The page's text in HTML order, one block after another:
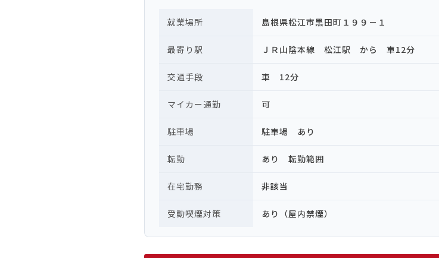
就業場所 島根県松江市黒田町１９９－１
最寄り駅 ＪＲ山陰本線 松江駅 から 車12分
交通手段 車 12分
マイカー通勤 可
駐車場 駐車場 あり
転勤 あり 転勤範囲
在宅勤務 非該当
受動喫煙対策 あり（屋内禁煙）